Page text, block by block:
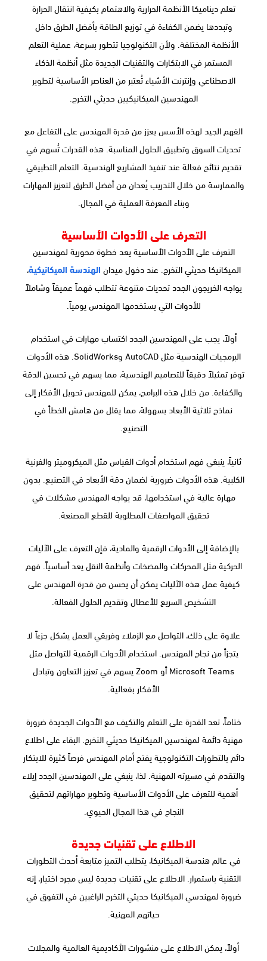
تعلم ديناميكا الأنظمة الحرارية والاهتمام بكيفية انتقال الحرارة
وتبددها يضمن الكفاءة في توزيع الطاقة بأفضل الطرق داخل
الأنظمة المختلفة. ولأن التكنولوجيا تتطور بسرعة، عملية التعلم
المستمر في الابتكارات والتقنيات الجديدة مثل أنظمة الذكاء
الاصطناعي وإنترنت الأشياء تُعتبر من العناصر الأساسية لتطوير
المهندسين الميكانيكيين حديثي التخرج.
الفهم الجيد لهذه الأسس يعزز من قدرة المهندس على التفاعل مع
تحديات السوق وتطبيق الحلول المناسبة. هذه القدرات تُسهم في
تقديم نتائج فعالة عند تنفيذ المشاريع الهندسية. التعلم التطبيقي
والممارسة من خلال التدريب يُعدان من أفضل الطرق لتعزيز المهارات
وبناء المعرفة العملية في المجال.
التعرف على الأدوات الأساسية
التعرف على الأدوات الأساسية يعد خطوة محورية لمهندسين
الميكانيكا حديثي التخرج. عند دخول ميدان الهندسة الميكانيكية،
يواجه الخريجون الجدد تحديات متنوعة تتطلب فهماً عميقاً وشاملاً
للأدوات التي يستخدمها المهندس يومياً.
أولاً، يجب على المهندسين الجدد اكتساب مهارات في استخدام
البرمجيات الهندسية مثل AutoCAD وSolidWorks. هذه الأدوات
توفر تمثيلاً دقيقاً للتصاميم الهندسية، مما يسهم في تحسين الدقة
والكفاءة. من خلال هذه البرامج، يمكن للمهندس تحويل الأفكار إلى
نماذج ثلاثية الأبعاد بسهولة، مما يقلل من هامش الخطأ في
التصنيع.
ثانياً، ينبغي فهم استخدام أدوات القياس مثل الميكروميتر والفرنية
الكلبية. هذه الأدوات ضرورية لضمان دقة الأبعاد في التصنيع. بدون
مهارة عالية في استخدامها، قد يواجه المهندس مشكلات في
تحقيق المواصفات المطلوبة للقطع المصنعة.
بالإضافة إلى الأدوات الرقمية والمادية، فإن التعرف على الآليات
الحركية مثل المحركات والمضخات وأنظمة النقل يعد أساسياً. فهم
كيفية عمل هذه الآليات يمكن أن يحسن من قدرة المهندس على
التشخيص السريع للأعطال وتقديم الحلول الفعالة.
علاوة على ذلك، التواصل مع الزملاء وفريقي العمل يشكل جزءاً لا
يتجزأ من نجاح المهندس. استخدام الأدوات الرقمية للتواصل مثل
Microsoft Teams أو Zoom يسهم في تعزيز التعاون وتبادل
الأفكار بفعالية.
ختاماً، تعد القدرة على التعلم والتكيف مع الأدوات الجديدة ضرورة
مهنية دائمة لمهندسين الميكانيكا حديثي التخرج. البقاء على اطلاع
دائم بالتطورات التكنولوجية يفتح أمام المهندس فرصاً كثيرة للابتكار
والتقدم في مسيرته المهنية. لذا، ينبغي على المهندسين الجدد إيلاء
أهمية للتعرف على الأدوات الأساسية وتطوير مهاراتهم لتحقيق
النجاح في هذا المجال الحيوي.
الاطلاع على تقنيات جديدة
في عالم هندسة الميكانيكا، يتطلب التميز متابعة أحدث التطورات
التقنية باستمرار. الاطلاع على تقنيات جديدة ليس مجرد اختيار، إنه
ضرورة لمهندسي الميكانيكا حديثي التخرج الراغبين في التفوق في
حياتهم المهنية.
أولاً، يمكن الاطلاع على منشورات الأكاديمية العالمية والمجلات